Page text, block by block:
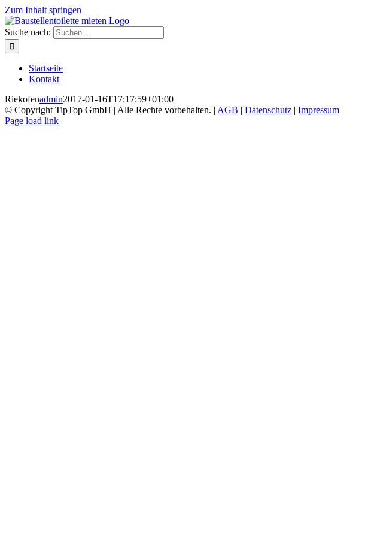
Zum Inhalt springen
Suche nach:
Startseite
Kontakt
Riekofenadmin2017-01-16T17:17:59+01:00
© Copyright TipTop GmbH | Alle Rechte vorbehalten. | AGB | Datenschutz | Impressum
Page load link